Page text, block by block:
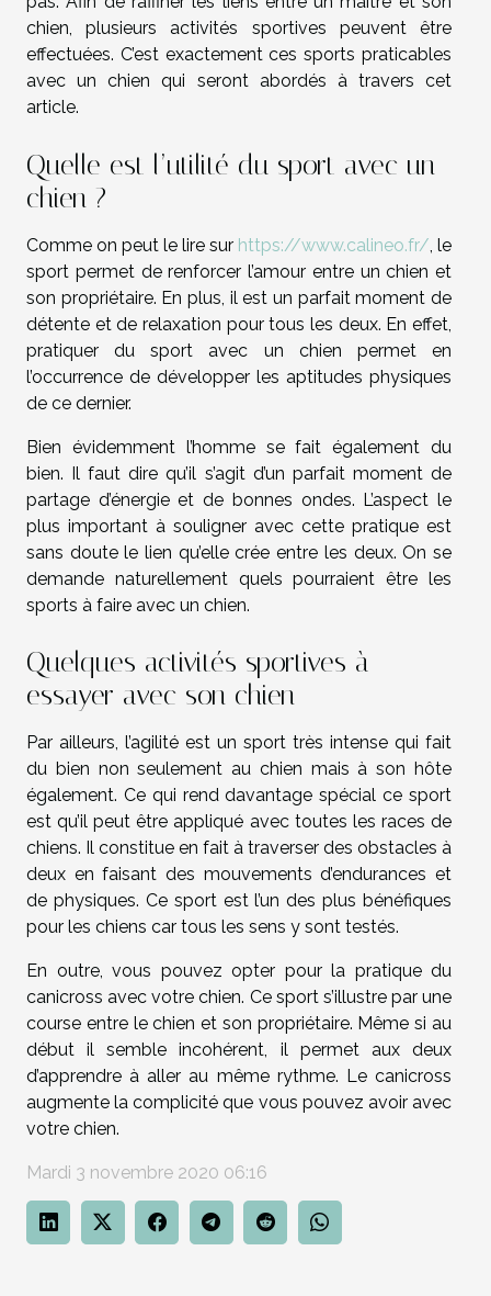
chien, plusieurs activités sportives peuvent être
effectuées. C’est exactement ces sports praticables
avec un chien qui seront abordés à travers cet
article.
Quelle est l’utilité du sport avec un
chien ?
Comme on peut le lire sur https://www.calineo.fr/ , le
sport permet de renforcer l’amour entre un chien et
son propriétaire. En plus, il est un parfait moment de
détente et de relaxation pour tous les deux. En effet,
pratiquer du sport avec un chien permet en
l’occurrence de développer les aptitudes physiques
de ce dernier.
Bien évidemment l’homme se fait également du
bien. Il faut dire qu’il s’agit d’un parfait moment de
partage d’énergie et de bonnes ondes. L’aspect le
plus important à souligner avec cette pratique est
sans doute le lien qu’elle crée entre les deux. On se
demande naturellement quels pourraient être les
sports à faire avec un chien.
Quelques activités sportives à
essayer avec son chien
Par ailleurs, l’agilité est un sport très intense qui fait
du bien non seulement au chien mais à son hôte
également. Ce qui rend davantage spécial ce sport
est qu’il peut être appliqué avec toutes les races de
chiens. Il constitue en fait à traverser des obstacles à
deux en faisant des mouvements d’endurances et
de physiques. Ce sport est l’un des plus bénéfiques
pour les chiens car tous les sens y sont testés.
En outre, vous pouvez opter pour la pratique du
canicross avec votre chien. Ce sport s’illustre par une
course entre le chien et son propriétaire. Même si au
début il semble incohérent, il permet aux deux
d’apprendre à aller au même rythme. Le canicross
augmente la complicité que vous pouvez avoir avec
votre chien.
Mardi 3 novembre 2020 06:16